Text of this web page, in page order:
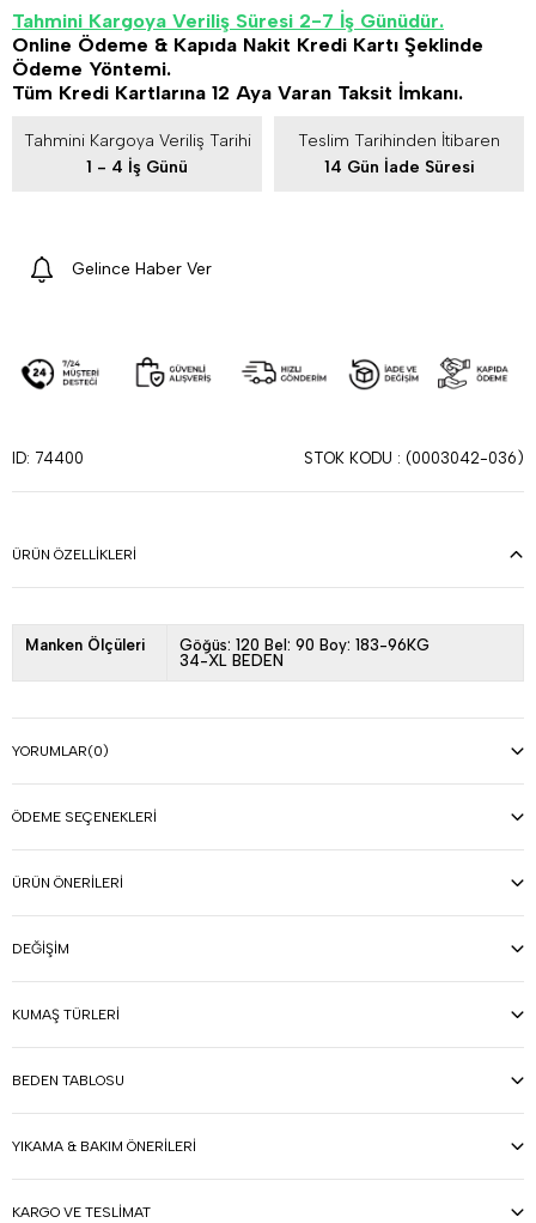
Tahmini Kargoya Veriliş Süresi 2-7 İş Günüdür.
Online Ödeme & Kapıda Nakit Kredi Kartı Şeklinde
Ödeme Yöntemi.
Tüm Kredi Kartlarına 12 Aya Varan Taksit İmkanı.
Tahmini Kargoya Veriliş Tarihi
1 - 4 İş Günü
Teslim Tarihinden İtibaren
14 Gün İade Süresi
Gelince Haber Ver
ID: 74400 STOK KODU (0003042-036)
ÜRÜN ÖZELLIKLERI
Manken Ölçüleri
Göğüs: 120 Bel: 90 Boy: 183-96KG
34-XL BEDEN
YORUMLAR(0)
ÖDEME SEÇENEKLERI
ÜRÜN ÖNERILERI
DEĞIŞIM
KUMAŞ TÜRLERI
BEDEN TABLOSU
YIKAMA & BAKIM ÖNERILERI
KARGO VE TESLIMAT